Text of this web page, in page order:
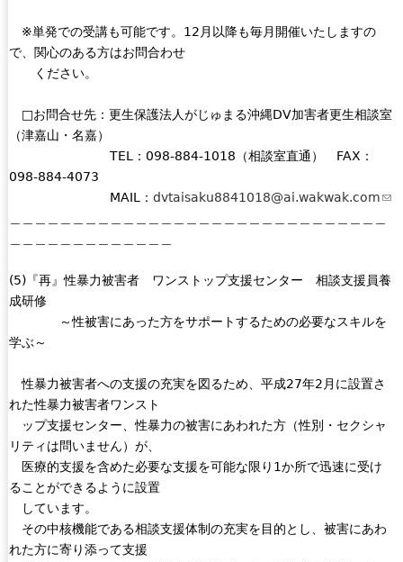
※単発での受講も可能です。12月以降も毎月開催いたしますの
で、関心のある方はお問合わせ
ください。
□お問合せ先：更生保護法人がじゅまる沖縄DV加害者更生相談室
（津嘉山・名嘉）
TEL：098-884-1018（相談室直通） FAX：
098-884-4073
MAIL： dvtaisaku8841018@ai.wakwak.com(
k
e
s
-
a
)
(5)『再』性暴力被害者 ワンストップ支援センター 相談支援員養
成研修
～性被害にあった方をサポートするための必要なスキルを
学ぶ～
性暴力被害者への支援の充実を図るため、平成27年2月に設置さ
れた性暴力被害者ワンスト
ップ支援センター、性暴力の被害にあわれた方（性別・セクシャ
リティは問いません）が、
医療的支援を含めた必要な支援を可能な限り1か所で迅速に受け
ることができるように設置
しています。
その中核機能である相談支援体制の充実を目的とし、被害にあわ
れた方に寄り添って支援